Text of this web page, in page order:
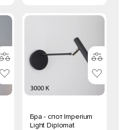
Бра - спот Imperium
Light Diplomat